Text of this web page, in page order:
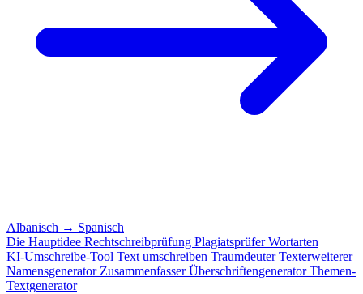
Albanisch → Spanisch
Die Hauptidee Rechtschreibprüfung PlagiatsprüferWortarten
KI-Umschreibe-Tool Text umschreiben TraumdeuterTexterweiterer
Namensgenerator ZusammenfasserÜberschriftengeneratorThemen-
Textgenerator